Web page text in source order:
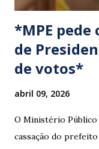
*MPE pede
de
de votos*
abril 09, 2026
O Ministério
cassação do